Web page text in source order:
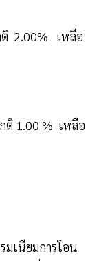
ติ 2.00% เหลือ
ติ 1.00 % เหลือ
มเนียมการโอน